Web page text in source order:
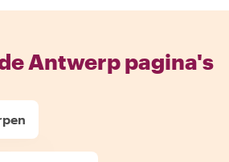
Antwerp pagina's